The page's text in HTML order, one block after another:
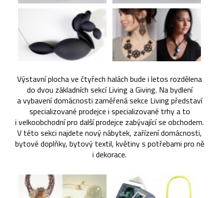
Výstavní plocha ve čtyřech halách bude i letos rozdělena
do dvou základních sekcí Living a Giving. Na bydlení
a vybavení domácnosti zaměřená sekce Living představí
specializované prodejce i specializované trhy a to
i velkoobchodní pro další prodejce zabývající se obchodem.
V této sekci najdete nový nábytek, zařízení domácnosti,
bytové doplňky, bytový textil, květiny s potřebami pro ně
i dekorace.